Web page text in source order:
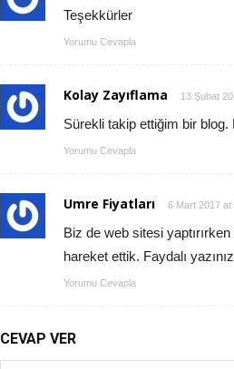
Teşekkürler
Yorumu Cevapla
Kolay Zayıflama 13 Şubat
Sürekli takip ettiğim bir
Yorumu Cevapla
Umre Fiyatları 6 Mart 2017 at
Biz de web sitesi
hareket ettik. Faydalı
Yorumu Cevapla
CEVAP VER